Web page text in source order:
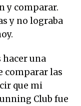
y comparar.
y no lograba
hacer una
comparar las
que mi
Club fue